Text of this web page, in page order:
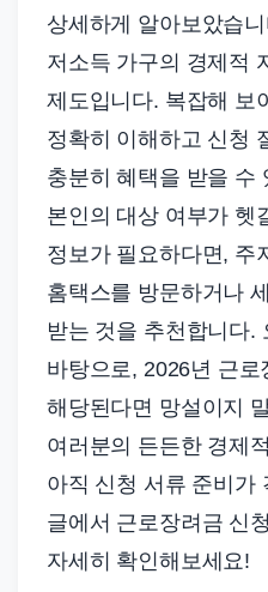
상세하게 알아보았습
저소득 가구의 경제적
제도입니다. 복잡해 보
정확히 이해하고 신청
충분히 혜택을 받을 수
본인의 대상 여부가 헷
정보가 필요하다면, 주
홈택스를 방문하거나
받는 것을 추천합니다.
바탕으로, 2026년 근로
해당된다면 망설이지
여러분의 든든한 경제
아직 신청 서류 준비가
글에서 근로장려금 신
자세히 확인해보세요!